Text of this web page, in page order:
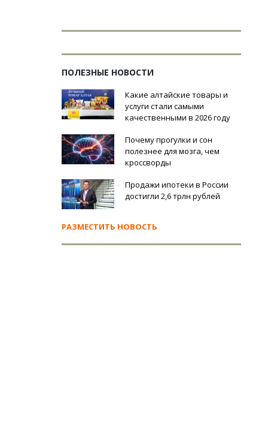
ПОЛЕЗНЫЕ НОВОСТИ
Какие алтайские товары и
услуги стали самыми
качественными в 2026 году
Почему прогулки и сон
полезнее для мозга, чем
кроссворды
Продажи ипотеки в России
достигли 2,6 трлн рублей
РАЗМЕСТИТЬ НОВОСТЬ